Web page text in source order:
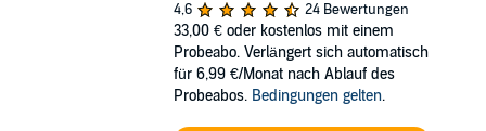
4,6
24 Bewertungen
33,00 € oder kostenlos mit einem
Probeabo. Verlängert sich automatisch
für 6,99 €/Monat nach Ablauf des
Probeabos. Bedingungen gelten.